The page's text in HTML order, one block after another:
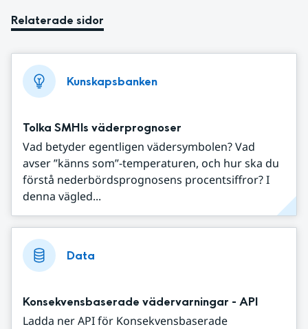
Relaterade sidor
Kunskapsbanken
Tolka SMHIs väderprognoser
Vad betyder egentligen vädersymbolen? Vad
avser ”känns som”-temperaturen, och hur ska du
förstå nederbördsprognosens procentsiffror? I
denna vägled...
Data
Konsekvensbaserade vädervarningar - API
Ladda ner API för Konsekvensbaserade